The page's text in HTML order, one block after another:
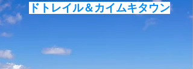
ドトレイル＆カイムキタウン